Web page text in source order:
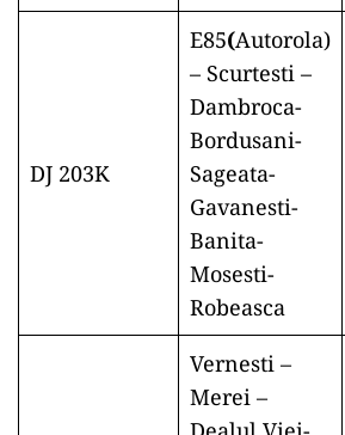
DJ 203K
E85(Autorola)
– Scurtesti –
Dambroca-
Bordusani-
Sageata-
Gavanesti-
Banita-
Mosesti-
Robeasca
Vernesti –
Merei –